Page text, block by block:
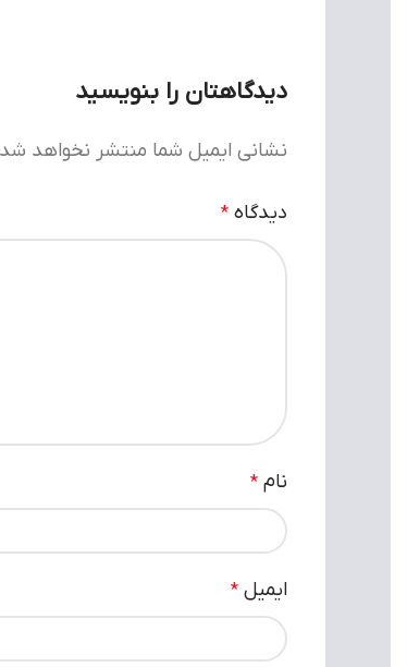
دیدگاهتان را بنویسید
نشانی ایمیل شما منتشر نخواهد
دیدگاه *
نام *
ایمیل *